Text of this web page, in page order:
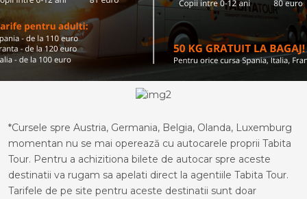
*Cursele spre Austria, Germania, Belgia, Olanda, Luxemburg
momentan nu se mai operează cu autocarele proprii Tabita
Tour. Pentru a achizitiona bilete de autocar spre aceste
destinatii va rugam sa apelati direct la agentiile Tabita Tour.
Tarifele de pe site pentru aceste destinatii sunt doar